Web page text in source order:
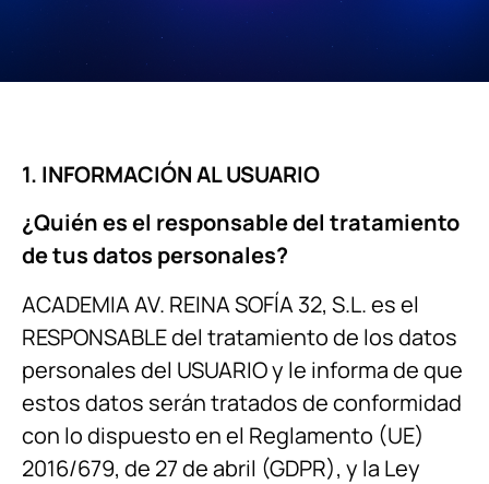
1. INFORMACIÓN AL USUARIO
¿Quién es el responsable del tratamiento
de tus datos personales?
ACADEMIA AV. REINA SOFÍA 32, S.L. es el
RESPONSABLE del tratamiento de los datos
personales del USUARIO y le informa de que
estos datos serán tratados de conformidad
con lo dispuesto en el Reglamento (UE)
2016/679, de 27 de abril (GDPR), y la Ley